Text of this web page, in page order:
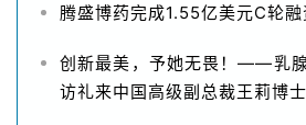
腾盛博药完成1.55亿美元C轮融
创新最美，予她无畏！——乳
访礼来中国高级副总裁王莉博士